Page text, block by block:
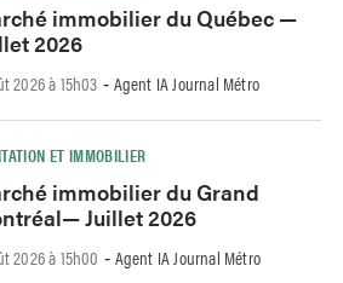
immobilier du Québec —
2026
2026 à 15h03 - Agent IA Journal Métro
ET IMMOBILIER
immobilier du Grand
Juillet 2026
2026 à 15h00 - Agent IA Journal Métro